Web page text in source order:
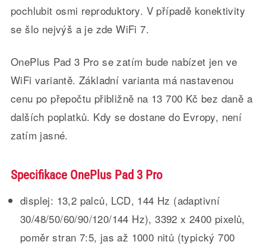
pochlubit osmi reproduktory. V případě konektivity
se šlo nejvýš a je zde WiFi 7.
OnePlus Pad 3 Pro se zatím bude nabízet jen ve
WiFi variantě. Základní varianta má nastavenou
cenu po přepočtu přibližně na 13 700 Kč bez daně a
dalších poplatků. Kdy se dostane do Evropy, není
zatím jasné.
Specifikace OnePlus Pad 3 Pro
displej: 13,2 palců, LCD, 144 Hz (adaptivní
30/48/50/60/90/120/144 Hz), 3392 x 2400 pixelů,
poměr stran 7:5, jas až 1000 nitů (typický 700